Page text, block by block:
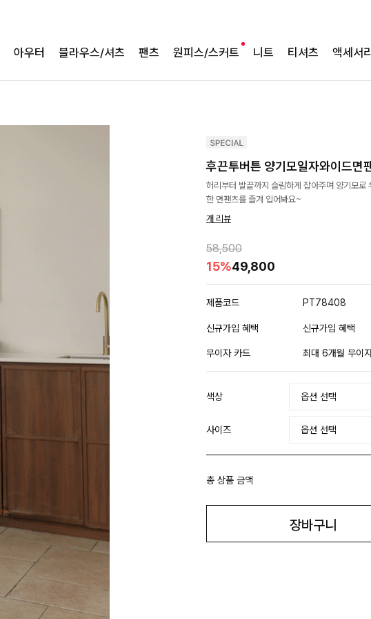
아우터 블라우스/셔츠 팬츠 원피스/스커트 니트 티셔츠 액세서리
후끈투버튼 양기모일자와이드
허리부터 발끝까지 슬림하게 잡아주며 양기모
한 면팬츠를 즐겨 입어봐요~
개 리뷰
58,500
15%49,800
제품코드 PT78408
신규가입 혜택 신규가입 혜택
무이자 카드 최대 6개월 무이
색상
사이즈
총 상품 금액
장바구니